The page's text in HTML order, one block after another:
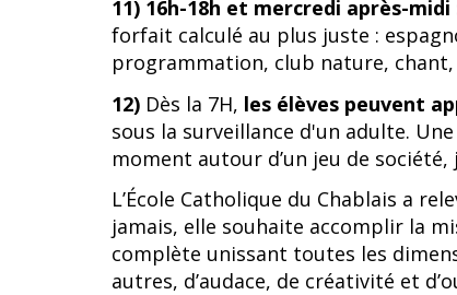
11) 16h-18h et mercredi après-
forfait calculé au plus juste :
programmation, club nature,
12) Dès la 7H, les élèves peuvent
sous la surveillance d'un adulte.
moment autour d’un jeu de
L’École Catholique du Chablais a
jamais, elle souhaite accomplir la
complète unissant toutes les
autres, d’audace, de créativité et